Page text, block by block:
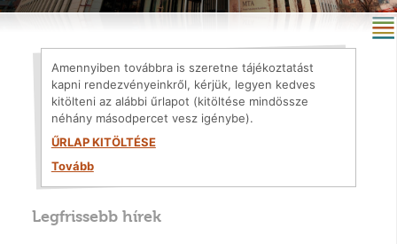
Amennyiben továbbra is szeretne tájékoztatást
kapni rendezvényeinkről, kérjük, legyen kedves
kitölteni az alábbi űrlapot (kitöltése mindössze
néhány másodpercet vesz igénybe).
ŰRLAP KITÖLTÉSE
Tovább
Legfrissebb hírek